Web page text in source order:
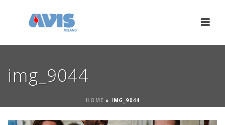
img_9044
HOME » IMG_9044